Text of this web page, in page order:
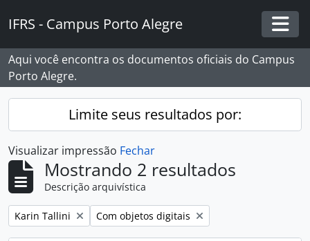
IFRS - Campus Porto Alegre
Aqui você encontra os documentos oficiais do Campus
Porto Alegre.
Limite seus resultados por:
Visualizar impressão Fechar
Mostrando 2 resultados
Descrição arquivística
Remover filtro:
Karin Tallini Remover filtro:
Com objetos digitais